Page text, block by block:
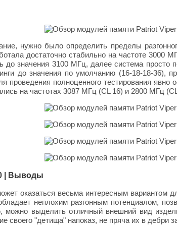
нужно было определить пределы
достаточно стабильно на частоте 3000
до значения 3100 МГц, далее система просто
до значения по умолчанию (16-18-18-36),
проведения полноценного тестирования
на частотах 3087 МГц (CL 16) и 2800 МГц
| Выводы
оказаться весьма интересным вариантом
неплохим разгонным потенциалом,
можно выделить отличный внешний вид
своего "детища" напоказ, не пряча их в дебри